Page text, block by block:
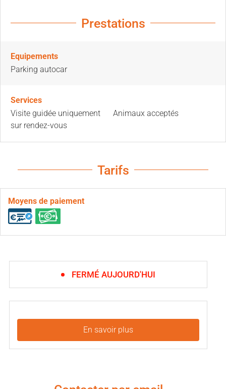
Prestations
Equipements
Parking autocar
Services
Visite guidée uniquement
sur rendez-vous
Animaux acceptés
Tarifs
Moyens de paiement
FERMÉ AUJOURD'HUI
En savoir plus